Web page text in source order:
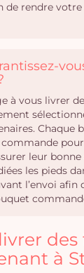
rendre votre
à vous livrer
Chaque
leur
les pieds
l’envoi afin
à